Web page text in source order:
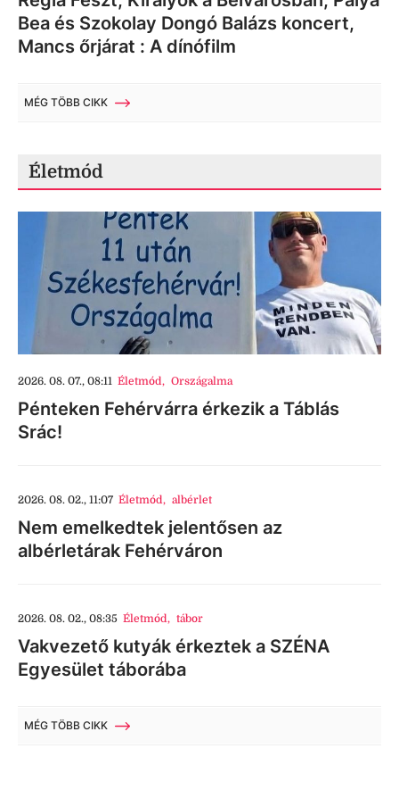
Bea és Szokolay Dongó Balázs koncert,
Mancs őrjárat : A dínófilm
MÉG TÖBB CIKK
Életmód
2026. 08. 07., 08:11 Életmód, Országalma
Pénteken Fehérvárra érkezik a Táblás
Srác!
2026. 08. 02., 11:07 Életmód, albérlet
Nem emelkedtek jelentősen az
albérletárak Fehérváron
2026. 08. 02., 08:35 Életmód, tábor
Vakvezető kutyák érkeztek a SZÉNA
Egyesület táborába
MÉG TÖBB CIKK